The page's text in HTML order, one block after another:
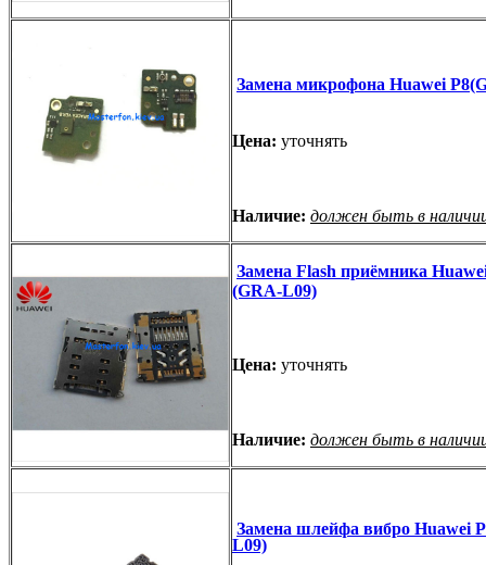
Замена микрофона Huawei
Цена: уточнять
Наличие: должен быть в
Замена Flash приёмника
(GRA-L09)
Цена: уточнять
Наличие: должен быть в
Замена шлейфа вибро Huawei
L09)